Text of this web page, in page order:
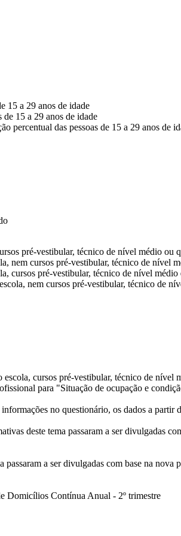
15 a 29 anos de idade
de 15 a 29 anos de idade
percentual das pessoas de 15 a 29 anos de
pré-vestibular, técnico de nível médio ou
nem cursos pré-vestibular, técnico de nível
cursos pré-vestibular, técnico de nível
nem cursos pré-vestibular, técnico de
cursos pré-vestibular, técnico de
para "Situação de ocupação e
no questionário, os dados a partir
deste tema passaram a ser divulgadas
passaram a ser divulgadas com base na
Domicílios Contínua Anual - 2º trimestre